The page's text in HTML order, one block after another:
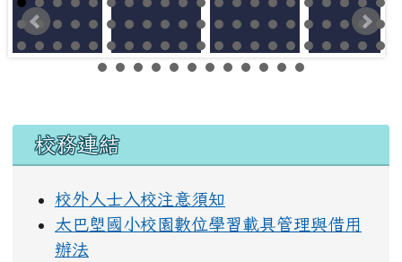
左邊區域內容
校務連結
校外人士入校注意須知
太巴塱國小校園數位學習載具管理與借用
辦法